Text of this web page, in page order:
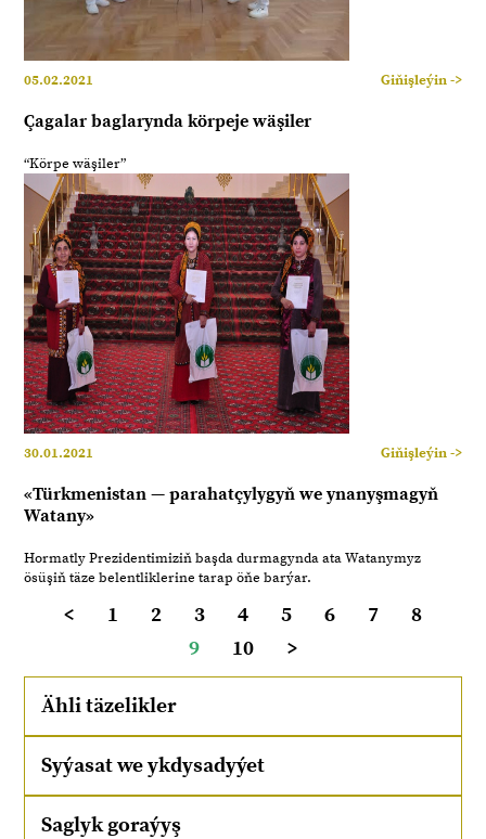
05.02.2021 Giňişleýin ->
Çagalar baglarynda körpeje wäşiler
“Körpe wäşiler”
30.01.2021 Giňişleýin ->
«Türkmenistan — parahatçylygyň we ynanyşmagyň
Watany»
Hormatly Prezidentimiziň başda durmagynda ata Watanymyz
ösüşiň täze belentliklerine tarap öňe barýar.
< 1 2 3 4 5 6 7
8
9
10 >
Ähli täzelikler
Syýasat we ykdysadyýet
Saglyk goraýyş